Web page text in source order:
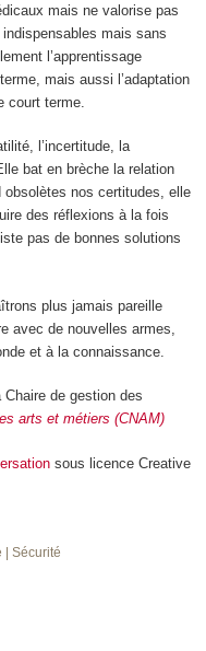
mais ne valorise pas
mais sans
l’apprentissage
mais aussi l’adaptation
court terme.
l’incertitude, la
bat en brèche la relation
nos certitudes, elle
des réflexions à la fois
pas de bonnes solutions
plus jamais pareille
avec de nouvelles armes,
et à la connaissance.
de gestion des
arts et métiers (CNAM)
sous licence Creative
| Sécurité